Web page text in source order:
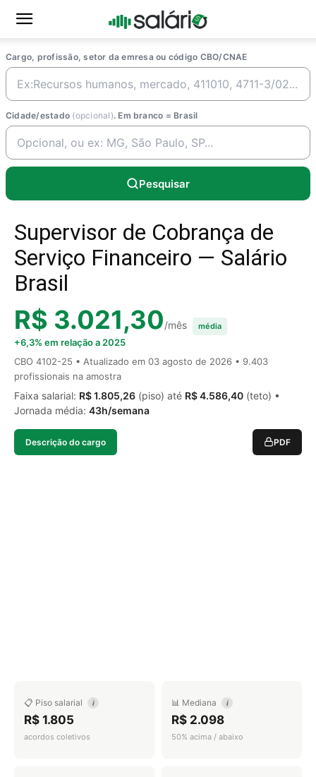
Cargo, profissão, setor da emresa ou código CBO/CNAE
Cidade/estado (opcional). Em branco = Brasil
Pesquisar
Supervisor de Cobrança de
Serviço Financeiro — Salário
Brasil
R$ 3.021,30/mês média
+6,3% em relação a 2025
CBO 4102-25 • Atualizado em 03 agosto de 2026 • 9.403
profissionais na amostra
Faixa salarial: R$ 1.805,26 (piso) até R$ 4.586,40 (teto) •
Jornada média: 43h/semana
Descrição do cargo PDF
📋 Piso salarial i
R$ 1.805
acordos coletivos
📊 Mediana i
R$ 2.098
50% acima / abaixo